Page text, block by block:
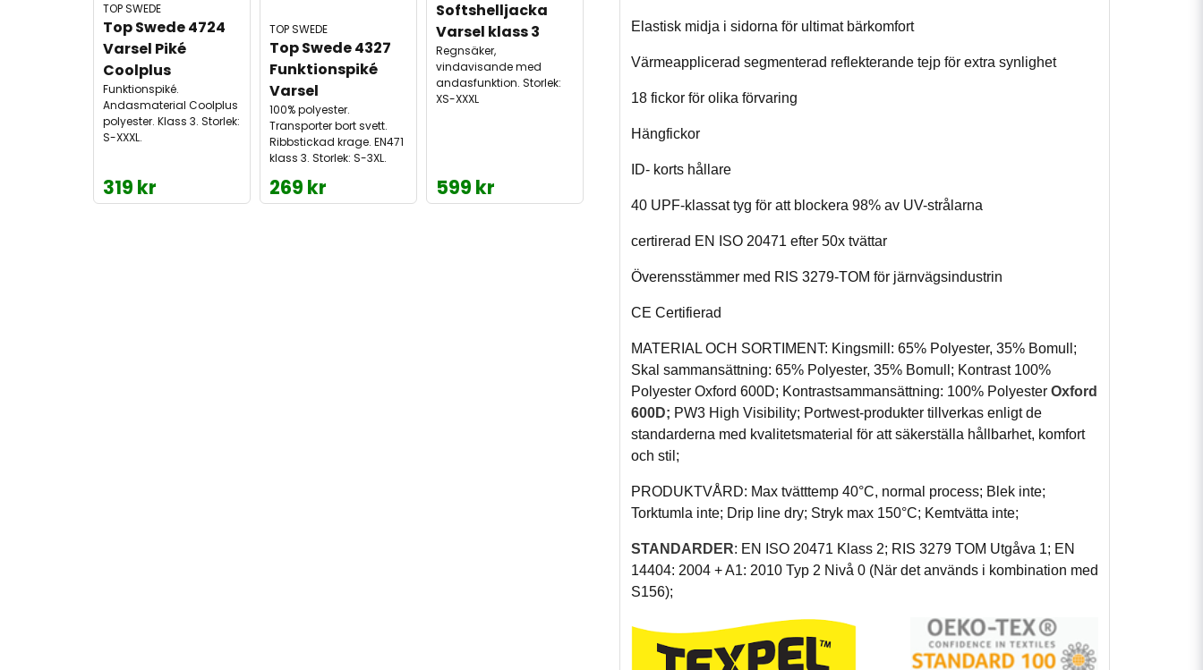
TOP SWEDE
Top Swede 4724
Varsel Piké
Coolplus
Funktionspiké.
Andasmaterial Coolplus
polyester. Klass 3. Storlek:
S-XXXL.
319 kr
TOP SWEDE
Top Swede 4327
Funktionspiké
Varsel
100% polyester.
Transporter bort svett.
Ribbstickad krage. EN471
klass 3. Storlek: S-3XL.
269 kr
Softshelljacka
Varsel klass 3
Regnsäker,
vindavisande med
andasfunktion. Storlek:
XS-XXXL
599 kr
Elastisk midja i sidorna för ultimat bärkomfort
Värmeapplicerad segmenterad reflekterande tejp för extra synlighet
18 fickor för olika förvaring
Hängfickor
ID- korts hållare
40 UPF-klassat tyg för att blockera 98% av UV-strålarna
certirerad EN ISO 20471 efter 50x tvättar
Överensstämmer med RIS 3279-TOM för järnvägsindustrin
CE Certifierad
MATERIAL OCH SORTIMENT: Kingsmill: 65% Polyester, 35% Bomull;
Skal sammansättning: 65% Polyester, 35% Bomull; Kontrast 100%
Polyester Oxford 600D; Kontrastsammansättning: 100% Polyester Oxford
600D; PW3 High Visibility; Portwest-produkter tillverkas enligt de
standarderna med kvalitetsmaterial för att säkerställa hållbarhet, komfort
och stil;
PRODUKTVÅRD: Max tvätttemp 40°C, normal process; Blek inte;
Torktumla inte; Drip line dry; Stryk max 150°C; Kemtvätta inte;
STANDARDER: EN ISO 20471 Klass 2; RIS 3279 TOM Utgåva 1; EN
14404: 2004 + A1: 2010 Typ 2 Nivå 0 (När det används i kombination med
S156);